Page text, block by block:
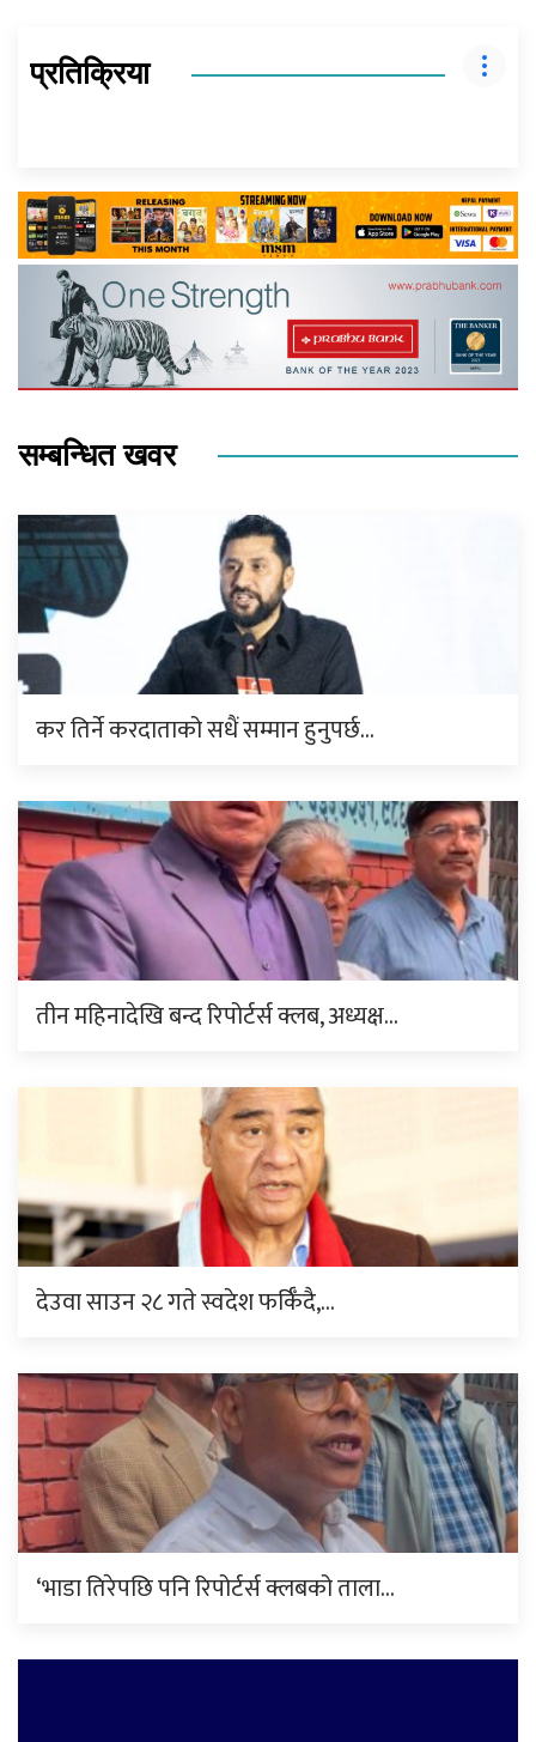
प्रतिक्रिया
सम्बन्धित खवर
कर तिर्ने करदाताको सधैं सम्मान हुनुपर्छ…
तीन महिनादेखि बन्द रिपोर्टर्स क्लब, अध्यक्ष…
देउवा साउन २८ गते स्वदेश फर्किँदै,…
‘भाडा तिरेपछि पनि रिपोर्टर्स क्लबको ताला…